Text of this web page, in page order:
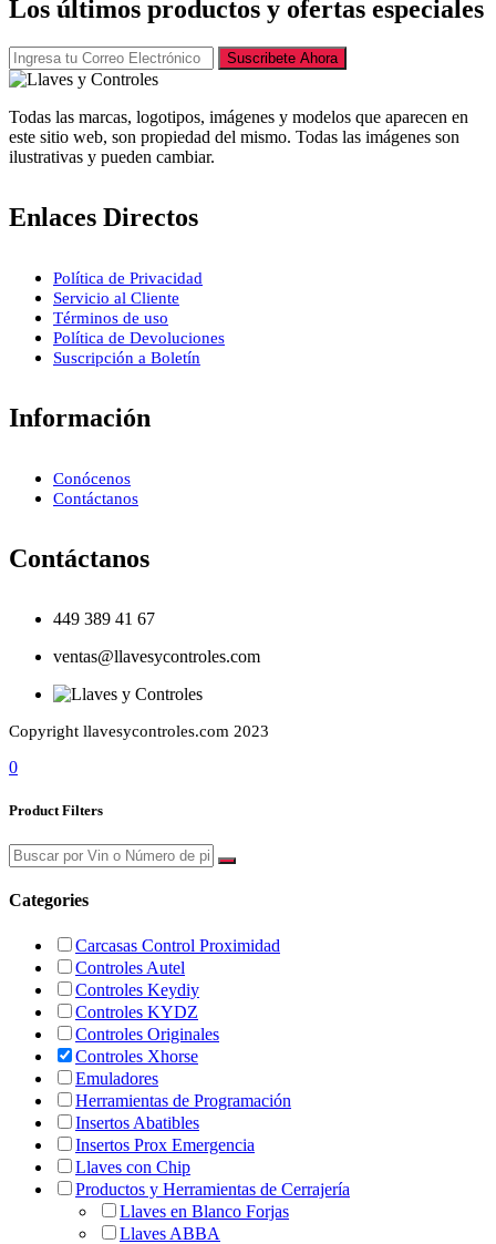
Los últimos productos y ofertas especiales
Suscribete Ahora
Todas las marcas, logotipos, imágenes y modelos que aparecen en
este sitio web, son propiedad del mismo. Todas las imágenes son
ilustrativas y pueden cambiar.
Enlaces Directos
Política de Privacidad
Servicio al Cliente
Términos de uso
Política de Devoluciones
Suscripción a Boletín
Información
Conócenos
Contáctanos
Contáctanos
449 389 41 67
ventas@llavesycontroles.com
Copyright llavesycontroles.com 2023
0
Product Filters
Categories
Carcasas Control Proximidad
Controles Autel
Controles Keydiy
Controles KYDZ
Controles Originales
Controles Xhorse
Emuladores
Herramientas de Programación
Insertos Abatibles
Insertos Prox Emergencia
Llaves con Chip
Productos y Herramientas de Cerrajería
Llaves en Blanco Forjas
Llaves ABBA